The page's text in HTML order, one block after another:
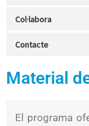
Col·labora
Contacte
Material
El programa